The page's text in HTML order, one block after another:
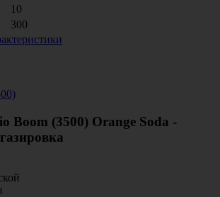
10
300
Boom (3500) Orange Soda -